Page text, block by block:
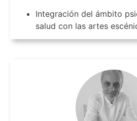
Integración del ámbito
salud con las artes